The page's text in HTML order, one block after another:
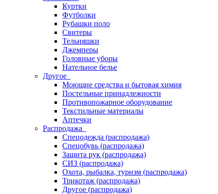
Куртки
Футболки
Рубашки поло
Свитеры
Тельняшки
Джемперы
Головные уборы
Нательное белье
Другое
Моющие средства и бытовая химия
Постельные принадлежности
Противопожарное оборудование
Текстильные материалы
Аптечки
Распродажа
Спецодежда (распродажа)
Спецобувь (распродажа)
Защита рук (распродажа)
СИЗ (распродажа)
Охота, рыбалка, туризм (распродажа)
Трикотаж (распродажа)
Другое (распродажа)